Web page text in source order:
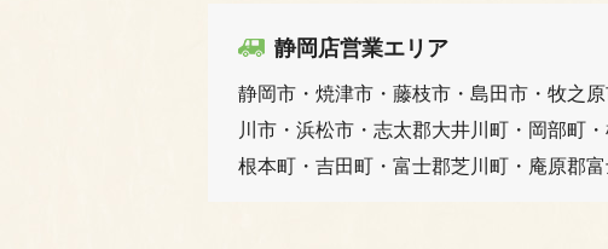
静岡店営業エリア
静岡市・焼津市・藤枝市・島田市・牧之
川市・浜松市・志太郡大井川町・岡部町
根本町・吉田町・富士郡芝川町・庵原郡